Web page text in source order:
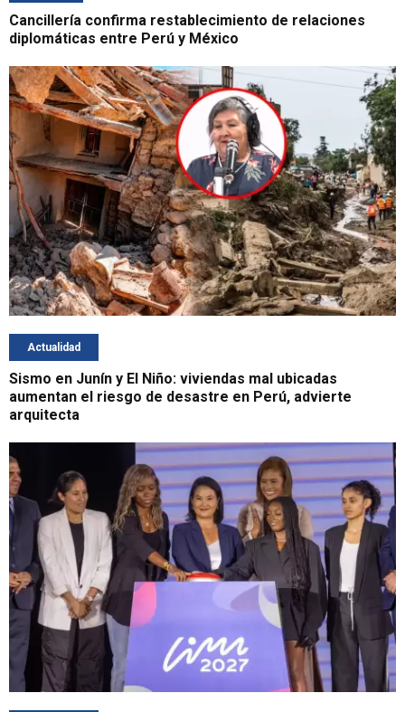
Cancillería confirma restablecimiento de relaciones
diplomáticas entre Perú y México
Actualidad
Sismo en Junín y El Niño: viviendas mal ubicadas
aumentan el riesgo de desastre en Perú, advierte
arquitecta